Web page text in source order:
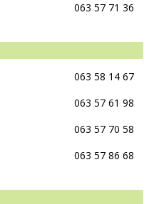
063 57 71 36
063 58 14 67
063 57 61 98
063 57 70 58
063 57 86 68